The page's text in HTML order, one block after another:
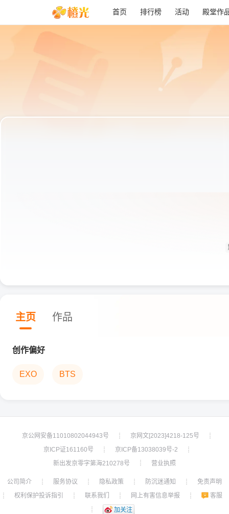
首页 排行榜 活动 殿堂作
主页 作品
创作偏好
EXO BTS
京公网安备11010802044943号 ┊ 京网文[2023]4218-125号
┊
京ICP证161160号
┊ 京ICP备13038039号-2
┊
新出发京零字第海210278号
┊ 营业执照
公司简介 ┊ 服务协议 ┊ 隐私政策 ┊ 防沉迷通知 ┊
免责声明
┊
权利保护投诉指引 ┊ 联系我们 ┊ 网上有害信息举报 ┊
客服
┊
加关注